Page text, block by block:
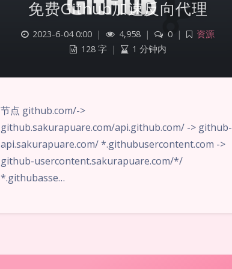
免费Github加速反向代理
2023-6-04 0:00 | 4,958 | 0 |
资源
128 字
| 1 分钟内
节点 github.com/->
github.sakurapuare.com/api.github.com/ -> github-
api.sakurapuare.com/ *.githubusercontent.com ->
github-usercontent.sakurapuare.com/*/
*.githubasse…